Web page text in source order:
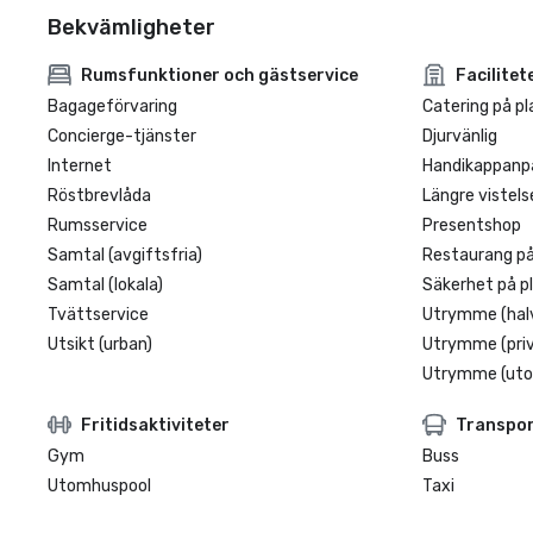
Bekvämligheter
Rumsfunktioner och gästservice
Bagageförvaring
Concierge-tjänster
Internet
Röstbrevlåda
Rumsservice
Samtal (avgiftsfria)
Samtal (lokala)
Tvättservice
Utsikt (urban)
Catering på
Djurvänlig
Längre
Presentshop
Restaurang
Säkerhet på
Utrymme
Utrymme
Utrymme
Fritidsaktiviteter
Gym
Utomhuspool
Buss
Taxi